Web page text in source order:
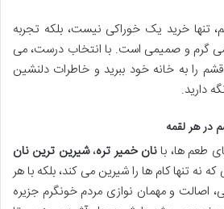
تنها خرید یک خوراکی نیست، بلکه تجربه
گرم و صمیمی است. با انتخاب درست، می
را به خانه خود ببرید و خاطرات دلنشین
دارید.
در هر لقمه
طعم ها، بانان خمیر تره،شیرین ترین نان
که نه تنها کام ها را شیرین می کند، بلکه با هر
اصالت و مهمان نوازی مردم خونگرم جزیره